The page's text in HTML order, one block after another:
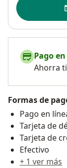
Pago
Ahorra
Formas de
Pago en
Tarjeta de
Tarjeta de
Efectivo
+ 1 ver más